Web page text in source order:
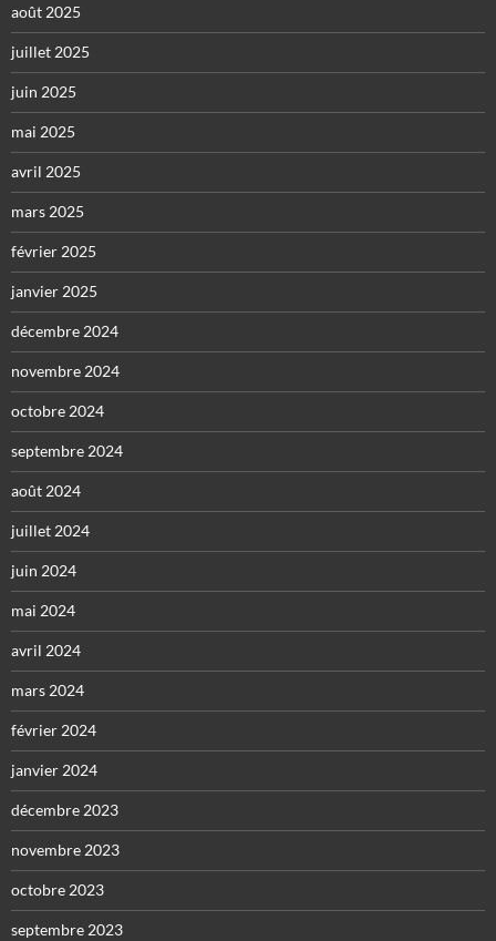
août 2025
juillet 2025
juin 2025
mai 2025
avril 2025
mars 2025
février 2025
janvier 2025
décembre 2024
novembre 2024
octobre 2024
septembre 2024
août 2024
juillet 2024
juin 2024
mai 2024
avril 2024
mars 2024
février 2024
janvier 2024
décembre 2023
novembre 2023
octobre 2023
septembre 2023